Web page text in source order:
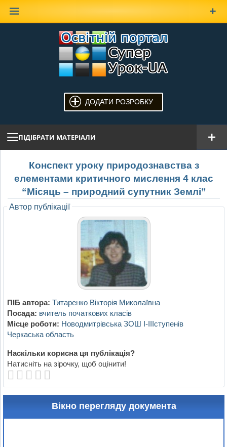
ДОДАТИ РОЗРОБКУ
ПІДІБРАТИ МАТЕРІАЛИ
Конспект уроку природознавства з
елементами критичного мислення 4 клас
“Місяць – природний супутник Землі”
Автор публікації
ПІБ автора: Титаренко Вікторія Миколаївна
Посада: вчитель початкових класів
Місце роботи: Новодмитрівська ЗОШ І-ІІІступенів
Черкаська область
Наскільки корисна ця публікація?
Натисніть на зірочку, щоб оцінити!
Вікно перегляду документа